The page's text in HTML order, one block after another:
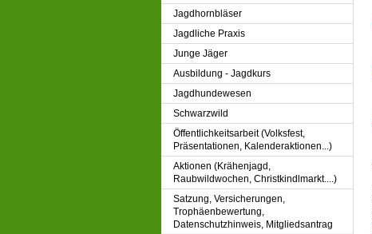
Jagdhornbläser
Jagdliche Praxis
Junge Jäger
Ausbildung - Jagdkurs
Jagdhundewesen
Schwarzwild
Öffentlichkeitsarbeit (Volksfest,
Präsentationen, Kalenderaktionen...)
Aktionen (Krähenjagd,
Raubwildwochen, Christkindlmarkt....)
Satzung, Versicherungen,
Trophäenbewertung,
Datenschutzhinweis, Mitgliedsantrag